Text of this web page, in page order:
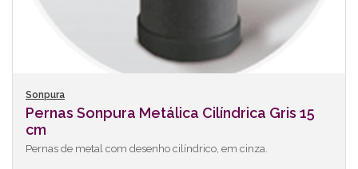
Sonpura
Pernas Sonpura Metálica Cilíndrica Gris 15
cm
Pernas de metal com desenho cilíndrico, em cinza.